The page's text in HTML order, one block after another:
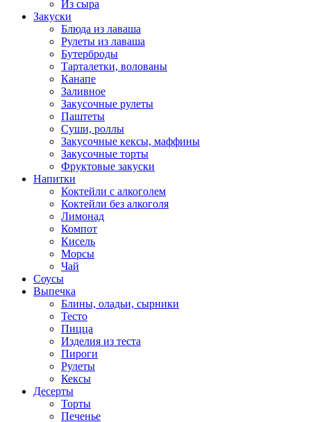
Из сыра
Закуски
Блюда из лаваша
Рулеты из лаваша
Бутерброды
Тарталетки, волованы
Канапе
Заливное
Закусочные рулеты
Паштеты
Суши, роллы
Закусочные кексы, маффины
Закусочные торты
Фруктовые закуски
Напитки
Коктейли с алкоголем
Коктейли без алкоголя
Лимонад
Компот
Кисель
Морсы
Чай
Соусы
Выпечка
Блины, оладьи, сырники
Тесто
Пицца
Изделия из теста
Пироги
Рулеты
Кексы
Десерты
Торты
Печенье